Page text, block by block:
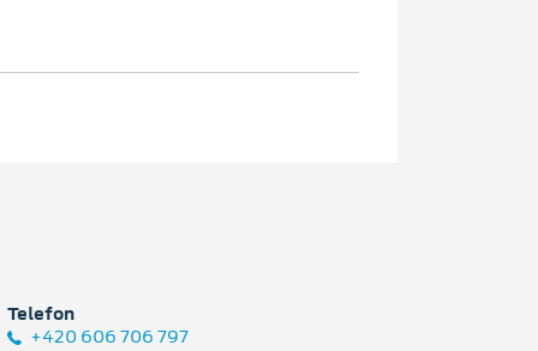
Telefon
+420 606 706 797